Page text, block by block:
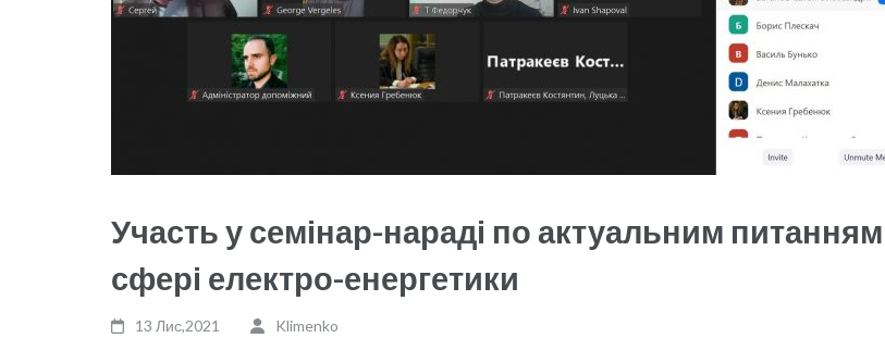
Участь у семінар-нараді по актуальним
сфері електро-енергетики
13 Лис,2021 Klimenko